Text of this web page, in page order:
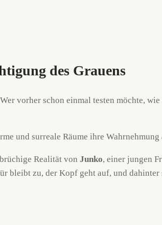
des Grauens
vorher schon einmal testen möchte,
Realität von Junko, einer jungen
bleibt zu, der Kopf geht auf, und dahinter